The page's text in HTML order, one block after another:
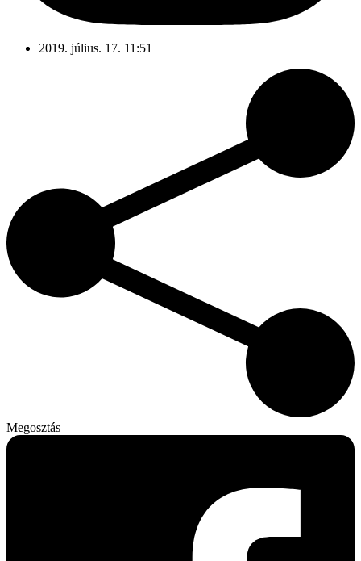
2019. július. 17. 11:51
Megosztás